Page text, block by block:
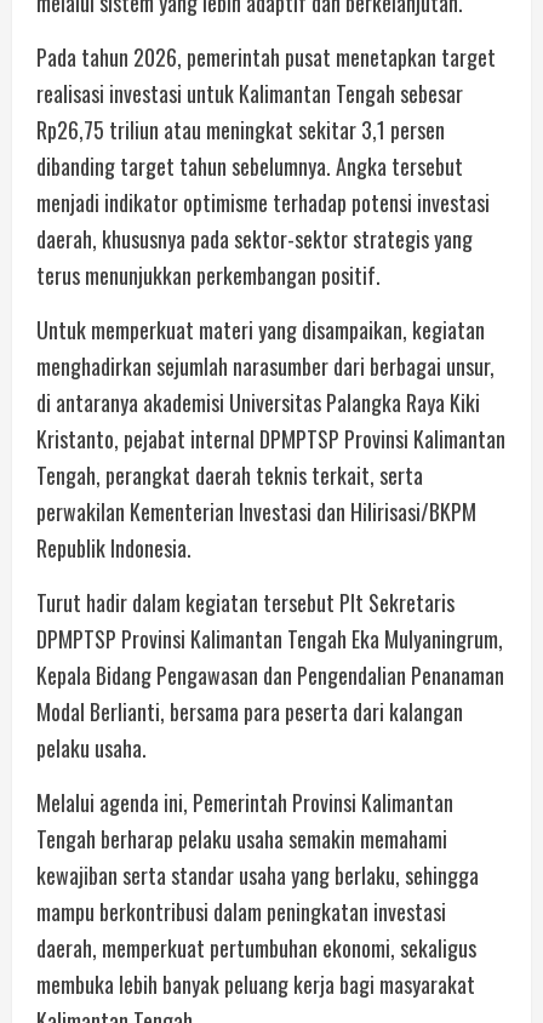
Pada tahun 2026, pemerintah pusat menetapkan target
realisasi investasi untuk Kalimantan Tengah sebesar
Rp26,75 triliun atau meningkat sekitar 3,1 persen
dibanding target tahun sebelumnya. Angka tersebut
menjadi indikator optimisme terhadap potensi investasi
daerah, khususnya pada sektor-sektor strategis yang
terus menunjukkan perkembangan positif.
Untuk memperkuat materi yang disampaikan, kegiatan
menghadirkan sejumlah narasumber dari berbagai unsur,
di antaranya akademisi Universitas Palangka Raya Kiki
Kristanto, pejabat internal DPMPTSP Provinsi Kalimantan
Tengah, perangkat daerah teknis terkait, serta
perwakilan Kementerian Investasi dan Hilirisasi/BKPM
Republik Indonesia.
Turut hadir dalam kegiatan tersebut Plt Sekretaris
DPMPTSP Provinsi Kalimantan Tengah Eka Mulyaningrum,
Kepala Bidang Pengawasan dan Pengendalian Penanaman
Modal Berlianti, bersama para peserta dari kalangan
pelaku usaha.
Melalui agenda ini, Pemerintah Provinsi Kalimantan
Tengah berharap pelaku usaha semakin memahami
kewajiban serta standar usaha yang berlaku, sehingga
mampu berkontribusi dalam peningkatan investasi
daerah, memperkuat pertumbuhan ekonomi, sekaligus
membuka lebih banyak peluang kerja bagi masyarakat